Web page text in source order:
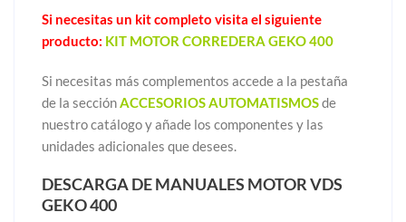
Si necesitas un kit completo visita el siguiente
producto: KIT MOTOR CORREDERA GEKO 400
Si necesitas más complementos accede a la pestaña
de la secciónACCESORIOS AUTOMATISMOSde
nuestro catálogo y añade los componentes y las
unidades adicionales que desees.
DESCARGA DE MANUALES MOTOR VDS
GEKO 400